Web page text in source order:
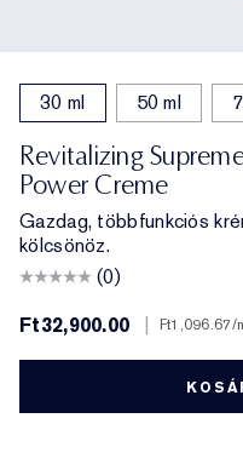
30 ml 50 ml
Revitalizing
Power Creme
Gazdag, többfunkciós
kölcsönöz.
(0)
Ft32,900.00
Ft1,096.67/